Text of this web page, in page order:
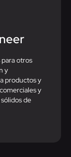
para otros
y
productos y
y
de